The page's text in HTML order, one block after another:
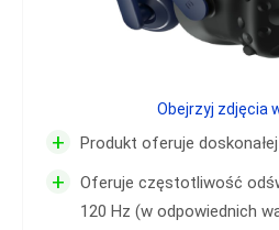
+ Produkt oferuje
+
Oferuje częstotliwość
120 Hz (w odpowiednich
Obejrzyj zdjęcia